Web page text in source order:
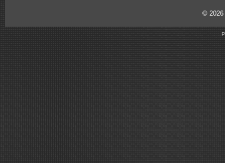
© 2026